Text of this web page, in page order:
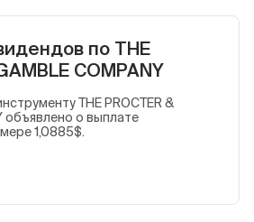
по THE
COMPANY
THE PROCTER &
объявлено о выплате
1,0885$.